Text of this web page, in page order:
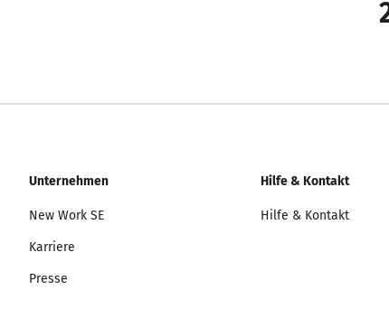
Unternehmen
New Work SE
Karriere
Presse
Hilfe & Kontakt
Hilfe & Kontakt